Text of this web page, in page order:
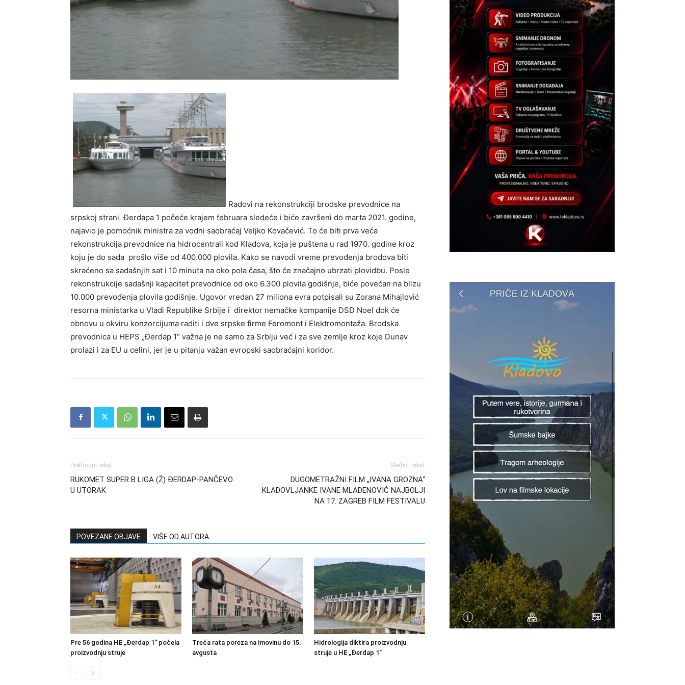
Radovi na rekonstrukciji brodske prevodnice na
srpskoj strani Đerdapa 1 počeće krajem februara sledeće i biće završeni do marta 2021. godine,
najavio je pomoćnik ministra za vodni saobraćaj Veljko Kovačević. To će biti prva veća
rekonstrukcija prevodnice na hidrocentrali kod Kladova, koja je puštena u rad 1970. godine kroz
koju je do sada prošlo više od 400.000 plovila. Kako se navodi vreme prevođenja brodova biti
skraćeno sa sadašnjih sat i 10 minuta na oko pola časa, što će značajno ubrzati plovidbu. Posle
rekonstrukcije sadašnji kapacitet prevodnice od oko 6.300 plovila godišnje, biće povećan na blizu
10.000 prevođenja plovila godišnje. Ugovor vredan 27 miliona evra potpisali su Zorana Mihajlović
resorna ministarka u Vladi Republike Srbije i direktor nemačke kompanije DSD Noel dok će
obnovu u okviru konzorcijuma raditi i dve srpske firme Feromont i Elektromontaža. Brodska
prevodnica u HEPS „Đerdap 1“ važna je ne samo za Srbiju već i za sve zemlje kroz koje Dunav
prolazi i za EU u celini, jer je u pitanju važan evropski saobraćajni koridor.
Prethodni tekst
RUKOMET SUPER B LIGA (Ž) ĐERDAP-PANČEVO
U UTORAK
Sledeći tekst
DUGOMETRAŽNI FILM „IVANA GROZNA“
KLADOVLJANKE IVANE MLADENOVIĆ NAJBOLJI
NA 17. ZAGREB FILM FESTIVALU
POVEZANE OBJAVE VIŠE OD AUTORA
Pre 56 godina HE „Đerdap 1“ počela
proizvodnju struje
Treća rata poreza na imovinu do 15.
avgusta
Hidrologija diktira proizvodnju
struje u HE „Đerdap 1“